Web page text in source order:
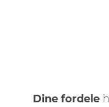
Dine fordele